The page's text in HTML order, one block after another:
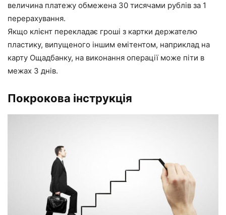
величина платежу обмежена 30 тисячами рублів за 1
перерахування.
Якщо клієнт перекладає гроші з картки держателю
пластику, випущеного іншим емітентом, наприклад на
карту Ощадбанку, на виконання операції може піти в
межах 3 днів.
Покрокова інструкція